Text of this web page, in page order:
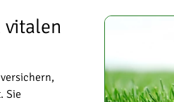
vitalen
Sie